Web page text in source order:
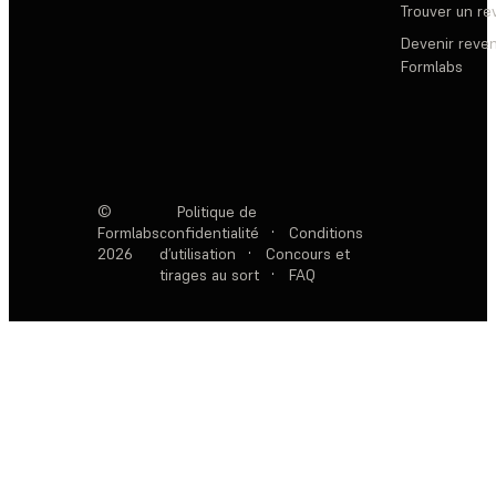
Trouver un
Devenir
Formlabs
©
Formlabs
2026
Politique de
confidentialité
·
Conditions
d’utilisation
·
Concours et
tirages au sort
· FAQ